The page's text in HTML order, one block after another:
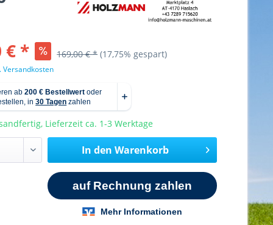
€ * 169,00 € * (17,75% gespart)
Versandkosten
Lieferzeit ca. 1-3 Werktage
In den Warenkorb